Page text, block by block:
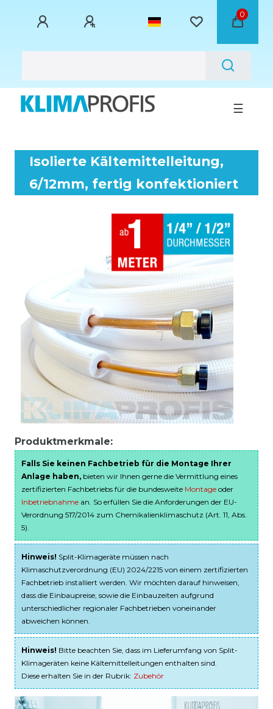
0
☰
Isolierte Kältemittelleitung,
6/12mm, fertig konfektioniert
Produktmerkmale:
Falls Sie keinen Fachbetrieb für die Montage Ihrer
Anlage haben, bieten wir Ihnen gerne die Vermittlung eines
zertifizierten Fachbetriebs für die bundesweite Montage oder
Inbetriebnahme an. So erfüllen Sie die Anforderungen der EU-
Verordnung 517/2014 zum Chemikalienklimaschutz (Art. 11, Abs.
5).
Hinweis! Split-Klimageräte müssen nach
Klimaschutzverordnung (EU) 2024/2215 von einem zertifizierten
Fachbetrieb installiert werden. Wir möchten darauf hinweisen,
dass die Einbaupreise, sowie die Einbauzeiten aufgrund
unterschiedlicher regionaler Fachbetrieben voneinander
abweichen können.
Hinweis! Bitte beachten Sie, dass im Lieferumfang von Split-
Klimageräten keine Kältemittelleitungen enthalten sind.
Diese erhalten Sie in der Rubrik: Zubehör